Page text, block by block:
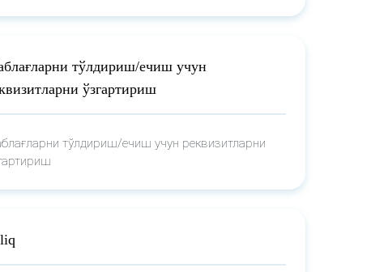
тўлдириш/ечиш учун
ўзгартириш
тўлдириш/ечиш учун реквизитларни